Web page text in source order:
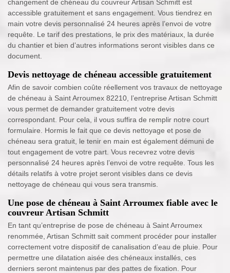
changement de chéneau du couvreur Artisan Schmitt est
accessible gratuitement et sans engagement. Vous tiendrez en
main votre devis personnalisé 24 heures après l’envoi de votre
requête. Le tarif des prestations, le prix des matériaux, la durée
du chantier et bien d’autres informations seront visibles dans ce
document.
Devis nettoyage de chéneau accessible gratuitement
Afin de savoir combien coûte réellement vos travaux de nettoyage
de chéneau à Saint Arroumex 82210, l’entreprise Artisan Schmitt
vous permet de demander gratuitement votre devis
correspondant. Pour cela, il vous suffira de remplir notre court
formulaire. Hormis le fait que ce devis nettoyage et pose de
chéneau sera gratuit, le tenir en main est également démuni de
tout engagement de votre part. Vous recevrez votre devis
personnalisé 24 heures après l’envoi de votre requête. Tous les
détails relatifs à votre projet seront visibles dans ce devis
nettoyage de chéneau qui vous sera transmis.
Une pose de chéneau à Saint Arroumex fiable avec le
couvreur Artisan Schmitt
En tant qu’entreprise de pose de chéneau à Saint Arroumex
renommée, Artisan Schmitt sait comment procéder pour installer
correctement votre dispositif de canalisation d’eau de pluie. Pour
permettre une dilatation aisée des chéneaux installés, ces
derniers seront maintenus par des pattes de fixation. Pour